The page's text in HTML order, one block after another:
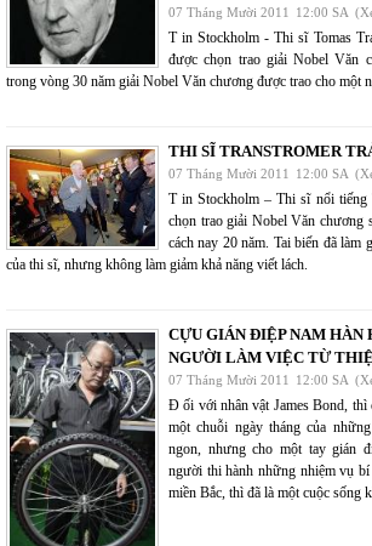
07 Tháng Mười 2011 12:00 SA
T in Stockholm - Thi sĩ Tomas
được chọn trao giải Nobel Văn
trong vòng 30 năm giải Nobel Văn chương được trao cho một
THI SĨ TRANSTROMER
07 Tháng Mười 2011 12:00 SA
T in Stockholm – Thi sĩ nổi tiếng
chọn trao giải Nobel Văn chương
cách nay 20 năm. Tai biến đã làm
của thi sĩ, nhưng không làm giảm khả năng viết lách.
CỰU GIÁN ĐIỆP NAM
NGƯỜI LÀM VIỆC TỪ
07 Tháng Mười 2011 12:00 SA
Đ ối với nhân vật James Bond, thì
một chuỗi ngày tháng của
ngon, nhưng cho một tay gián
người thi hành những nhiệm vụ
miền Bắc, thì đã là một cuộc sống